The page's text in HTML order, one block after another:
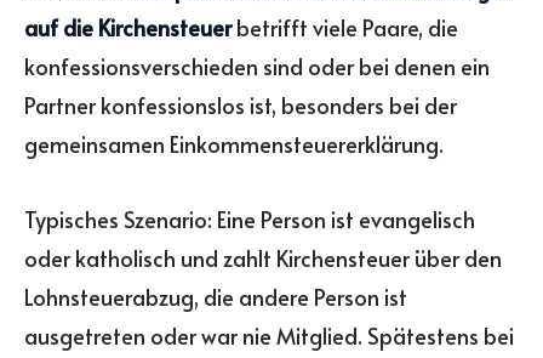
auf die Kirchensteuerbetrifft viele Paare, die
konfessionsverschieden sind oder bei denen ein
Partner konfessionslos ist, besonders bei der
gemeinsamen Einkommensteuererklärung.
Typisches Szenario: Eine Person ist evangelisch
oder katholisch und zahlt Kirchensteuer über den
Lohnsteuerabzug, die andere Person ist
ausgetreten oder war nie Mitglied. Spätestens bei